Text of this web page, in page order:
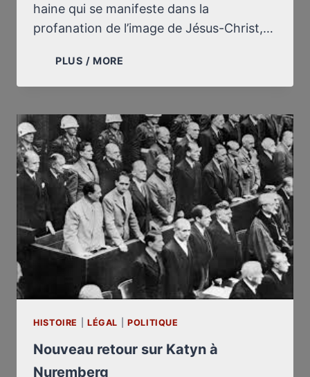
haine qui se manifeste dans la
profanation de l’image de Jésus-Christ,…
PLUS / MORE
UNE
NATURE
RELIGIEUSE
HISTOIRE LÉGAL POLITIQUE
Nouveau retour sur Katyn à
Nuremberg